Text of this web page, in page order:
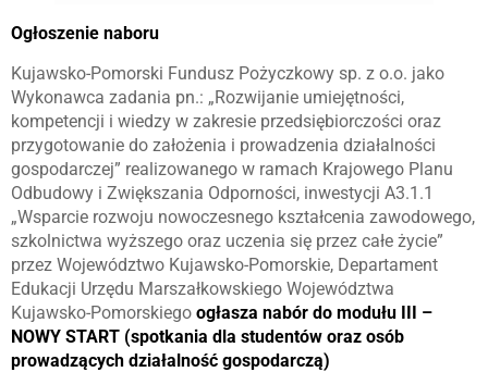
Ogłoszenie naboru
Kujawsko-Pomorski Fundusz Pożyczkowy sp. z o.o. jako
Wykonawca zadania pn.: „Rozwijanie umiejętności,
kompetencji i wiedzy w zakresie przedsiębiorczości oraz
przygotowanie do założenia i prowadzenia działalności
gospodarczej” realizowanego w ramach Krajowego Planu
Odbudowy i Zwiększania Odporności, inwestycji A3.1.1
„Wsparcie rozwoju nowoczesnego kształcenia zawodowego,
szkolnictwa wyższego oraz uczenia się przez całe życie”
przez Województwo Kujawsko-Pomorskie, Departament
Edukacji Urzędu Marszałkowskiego Województwa
Kujawsko-Pomorskiego ogłasza nabór do modułu III –
NOWY START (spotkania dla studentów oraz osób
prowadzących działalność gospodarczą)